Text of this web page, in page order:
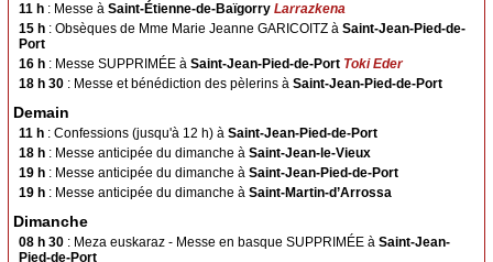
Bustince
Iriberry
Gamarthe
Lecumberry
Mendive
Saint-Jacques du Baïgura
Bidarray
Irissarry
Ossès
Saint-Martin-d’Arrossa
Le Bon Pasteur
11 h: Messe à Saint-Étienne-de-Baïgorry Larrazkena
15 h: Obsèques de Mme Marie Jeanne GARICOITZ à Saint-Jean-Pied-de-
Port
16 h: Messe SUPPRIMÉE à Saint-Jean-Pied-de-Port Toki Eder
18 h 30: Messe et bénédiction des pèlerins à Saint-Jean-Pied-de-Port
Demain
11 h: Confessions (jusqu'à 12 h) à Saint-Jean-Pied-de-Port
18 h: Messe anticipée du dimanche à Saint-Jean-le-Vieux
19 h: Messe anticipée du dimanche à Saint-Jean-Pied-de-Port
19 h: Messe anticipée du dimanche à Saint-Martin-d’Arrossa
Dimanche
08 h 30: Meza euskaraz - Messe en basque SUPPRIMÉE à Saint-Jean-
Pied-de-Port